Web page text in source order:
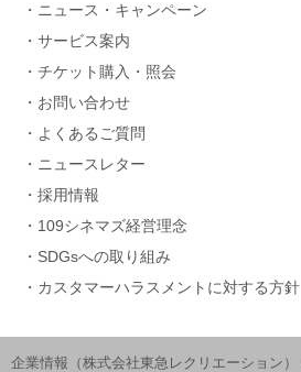
ニュース・キャンペーン
サービス案内
チケット購入・照会
お問い合わせ
よくあるご質問
ニュースレター
採用情報
109シネマズ経営理念
SDGsへの取り組み
カスタマーハラスメントに対する方針
企業情報（株式会社東急レクリエーション）